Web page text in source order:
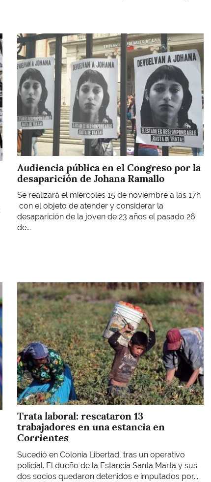
Imagen
Audiencia pública en el Congreso por la
desaparición de Johana Ramallo
Se realizará el miércoles 15 de noviembre a las 17h
con el objeto de atender y considerar la
desaparición de la joven de 23 años el pasado 26
de...
Imagen
Trata laboral: rescataron 13
trabajadores en una estancia en
Corrientes
Sucedió en Colonia Libertad, tras un operativo
policial. El dueño de la Estancia Santa Marta y sus
dos socios quedaron detenidos e imputados por...